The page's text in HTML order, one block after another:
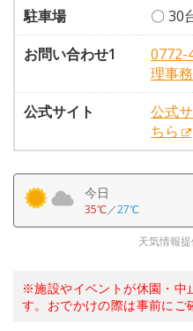
駐車場
〇 30
お問い合わせ1
0772-
理事
公式サイト
公式
ちら
今日
35℃／27℃
天気情報
※施設やイベントが休園・中
す。おでかけの際は事前にご